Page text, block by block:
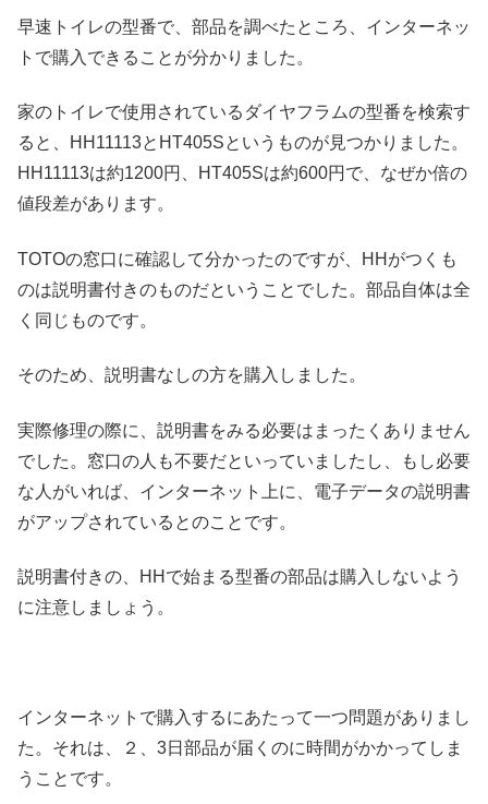
早速トイレの型番で、部品を調べたところ、インターネッ
トで購入できることが分かりました。
家のトイレで使用されているダイヤフラムの型番を検索す
ると、HH11113とHT405Sというものが見つかりました。
HH11113は約1200円、HT405Sは約600円で、なぜか倍の
値段差があります。
TOTOの窓口に確認して分かったのですが、HHがつくも
のは説明書付きのものだということでした。部品自体は全
く同じものです。
そのため、説明書なしの方を購入しました。
実際修理の際に、説明書をみる必要はまったくありません
でした。窓口の人も不要だといっていましたし、もし必要
な人がいれば、インターネット上に、電子データの説明書
がアップされているとのことです。
説明書付きの、HHで始まる型番の部品は購入しないよう
に注意しましょう。
インターネットで購入するにあたって一つ問題がありまし
た。それは、２、3日部品が届くのに時間がかかってしま
うことです。